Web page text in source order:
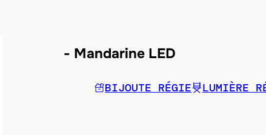
Mandarine LED
BIJOUTE RÉGIE LUMIÈRE